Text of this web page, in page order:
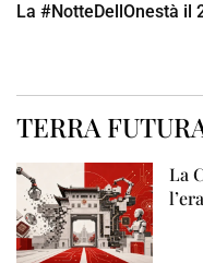
La #NotteDellOnestà il
TERRA
La